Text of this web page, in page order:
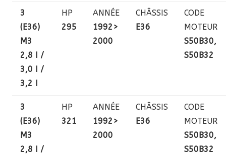
3
(E36)
M3
2,8 I /
3,0 I /
3,2 I
HP
295
ANNÉE
1992>
2000
CHÂSSIS
E36
CODE
MOTEUR
S50B30,
S50B32
3
(E36)
M3
2,8 I /
HP
321
ANNÉE
1992>
2000
CHÂSSIS
E36
CODE
MOTEUR
S50B30,
S50B32